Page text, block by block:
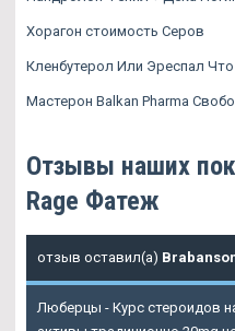
Хорагон стоимость Серов
Кленбутерол Или Эреспал
Мастерон Balkan Pharma
Отзывы наших
Rage Фатеж
отзыв оставил(а)
Люберцы - Курс стероидов